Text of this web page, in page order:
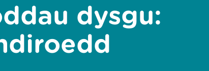
dysgu: